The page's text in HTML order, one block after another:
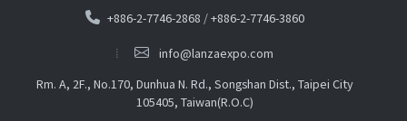
+886-2-7746-2868 /+886-2-7746-3860
info@lanzaexpo.com
Rm. A, 2F., No.170, Dunhua N. Rd., Songshan Dist., Taipei City
105405, Taiwan(R.O.C)